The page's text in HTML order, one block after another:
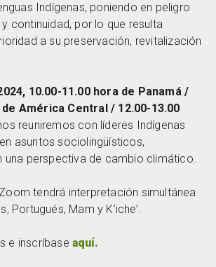
Indígenas, poniendo en peligro
continuidad, por lo que resulta
a su preservación, revitalización
10.00-11.00 hora de Panamá /
América Central / 12.00-13.00
reuniremos con líderes Indígenas
asuntos sociolingüísticos,
una perspectiva de cambio climático.
tendrá interpretación simultánea
Portugués, Mam y K’iche’.
e inscríbase aquí.